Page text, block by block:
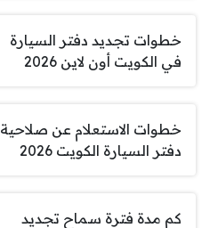
خطوات تجديد دفتر السيارة
في الكويت أون لاين 2026
خطوات الاستعلام عن صلاحية
دفتر السيارة الكويت 2026
كم مدة فترة سماح تجديد